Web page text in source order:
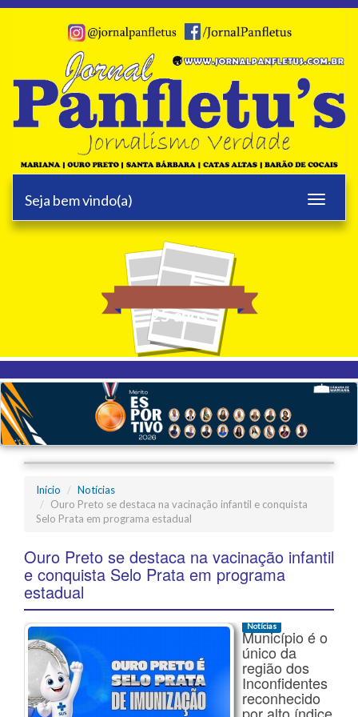
Toggle
Seja bem vindo(a)
25 anos
Início
Notícias
Ouro Preto se destaca na vacinação infantil e conquista
Selo Prata em programa estadual
Ouro Preto se destaca na vacinação infantil
e conquista Selo Prata em programa
estadual
Notícias
Município é o
único da
região dos
Inconfidentes
reconhecido
por alto índice